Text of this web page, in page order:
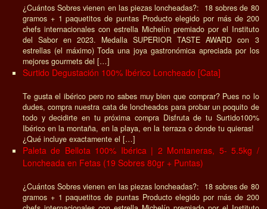
¿Cuántos Sobres vienen en las piezas loncheadas?: 18 sobres de 80
gramos + 1 paquetitos de puntas Producto elegido por más de 200
chefs internacionales con estrella Michelín premiado por el Instituto
del Sabor en 2023. Medalla SUPERIOR TASTE AWARD con 3
estrellas (el máximo) Toda una joya gastronómica apreciada por los
mejores gourmets del […]
Surtido Degustación 100% Ibérico Loncheado [Cata]
Te gusta el ibérico pero no sabes muy bien que comprar? Pues no lo
dudes, compra nuestra cata de loncheados para probar un poquito de
todo y decidirte en tu próxima compra Disfruta de tu Surtido100%
Ibérico en la montaña, en la playa, en la terraza o donde tu quieras!
¿Qué incluye exactamente el […]
Paleta de Bellota 100% Ibérica | 2 Montaneras, 5- 5.5kg /
Loncheada en Fetas (19 Sobres 80gr + Puntas)
¿Cuántos Sobres vienen en las piezas loncheadas?: 18 sobres de 80
gramos + 1 paquetitos de puntas Producto elegido por más de 200